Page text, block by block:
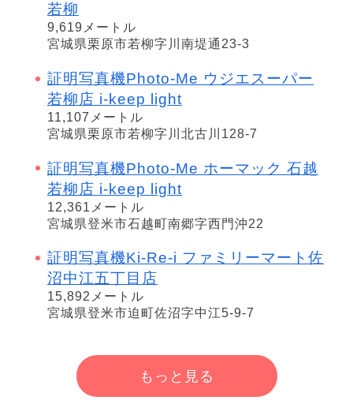
若柳
9,619メートル
宮城県栗原市若柳字川南堤通23-3
証明写真機Photo-Me ウジエスーパー
若柳店 i-keep light
11,107メートル
宮城県栗原市若柳字川北古川128-7
証明写真機Photo-Me ホーマック 石越
若柳店 i-keep light
12,361メートル
宮城県登米市石越町南郷字西門沖22
証明写真機Ki-Re-i ファミリーマート佐
沼中江五丁目店
15,892メートル
宮城県登米市迫町佐沼字中江5-9-7
もっと見る